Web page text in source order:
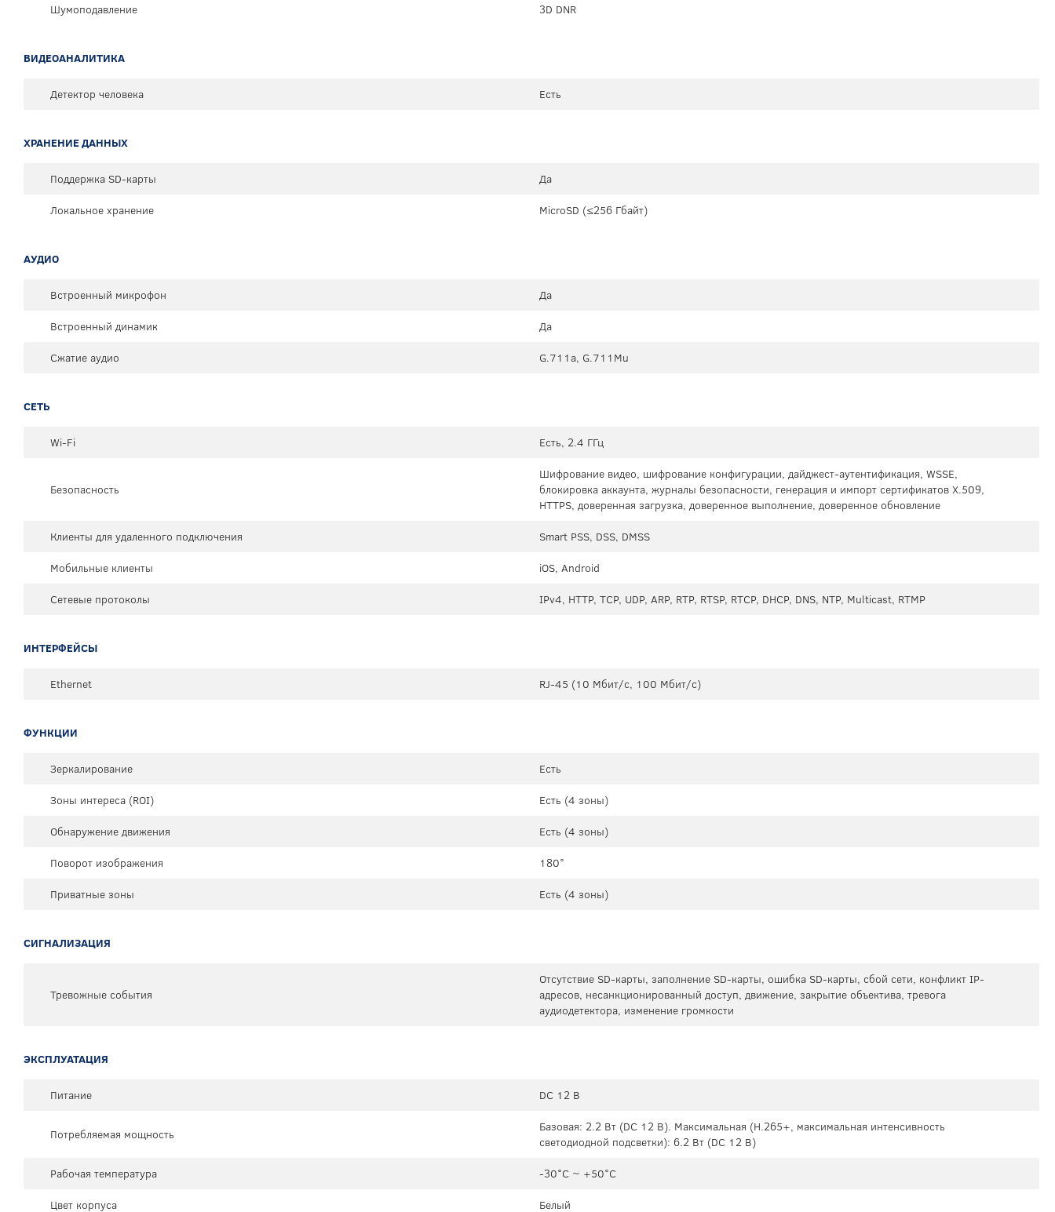
Шумоподавление
3D DNR
ВИДЕОАНАЛИТИКА
Детектор человека Есть
ХРАНЕНИЕ ДАННЫХ
Поддержка SD-карты
Да
Локальное хранение
MicroSD (≤256 Гбайт)
АУДИО
Встроенный микрофон
Да
Встроенный динамик
Да
Сжатие аудио
G.711a, G.711Mu
СЕТЬ
Wi-Fi Есть, 2.4 ГГц
Безопасность
Шифрование видео, шифрование конфигурации, дайджест-аутентификация, WSSE,
блокировка аккаунта, журналы безопасности, генерация и импорт сертификатов X.509,
HTTPS, доверенная загрузка, доверенное выполнение, доверенное обновление
Клиенты для удаленного подключения
Smart PSS, DSS, DMSS
Мобильные клиенты
iOS, Android
Сетевые протоколы
IPv4, HTTP, TCP, UDP, ARP, RTP, RTSP, RTCP, DHCP, DNS, NTP, Multicast, RTMP
ИНТЕРФЕЙСЫ
Ethernet RJ-45 (10 Мбит/с, 100 Мбит/с)
ФУНКЦИИ
Зеркалирование
Есть
Зоны интереса (ROI)
Есть (4 зоны)
Обнаружение движения
Есть (4 зоны)
Поворот изображения
180°
Приватные зоны
Есть (4 зоны)
СИГНАЛИЗАЦИЯ
Тревожные события
Отсутствие SD-карты, заполнение SD-карты, ошибка SD-карты, сбой сети, конфликт IP-
адресов, несанкционированный доступ, движение, закрытие объектива, тревога
аудиодетектора, изменение громкости
ЭКСПЛУАТАЦИЯ
Питание DC 12 В
Потребляемая мощность
Базовая: 2.2 Вт (DC 12 В). Максимальная (H.265+, максимальная интенсивность
светодиодной подсветки): 6.2 Вт (DC 12 В)
Рабочая температура
-30°C ~ +50°C
Цвет корпуса
Белый